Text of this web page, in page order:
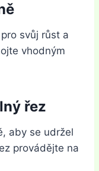
svůj růst a
vhodným
řez
aby se udržel
provádějte na